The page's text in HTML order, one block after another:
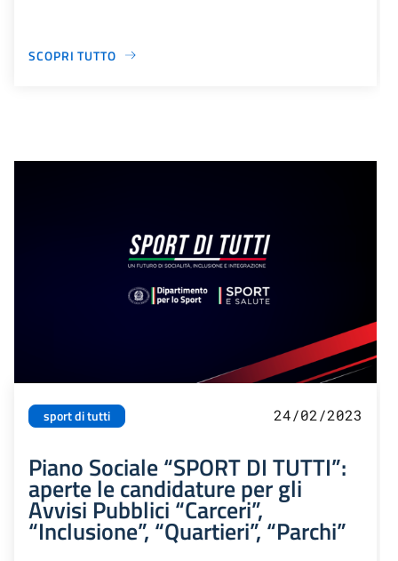
SCOPRI TUTTO
sport di tutti 24/02/2023
Piano Sociale “SPORT DI TUTTI”:
aperte le candidature per gli
Avvisi Pubblici “Carceri”,
“Inclusione”, “Quartieri”, “Parchi”